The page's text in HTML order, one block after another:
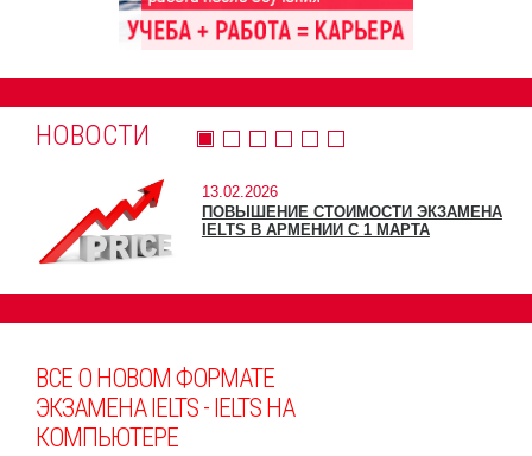
НОВОСТИ
13.02.2026
ПОВЫШЕНИЕ СТОИМОСТИ ЭКЗАМЕНА
IELTS В АРМЕНИИ С 1 МАРТА
ВСЕ О НОВОМ ФОРМАТЕ
ЭКЗАМЕНА IELTS - IELTS НА
КОМПЬЮТЕРЕ